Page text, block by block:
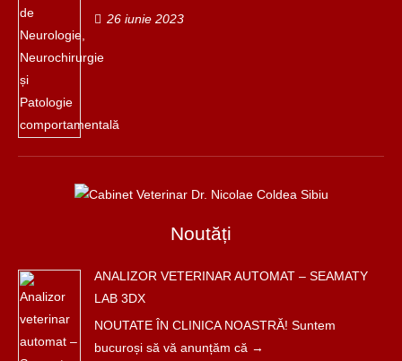
26 iunie 2023
Noutăți
ANALIZOR VETERINAR AUTOMAT – SEAMATY
LAB 3DX
NOUTATE ÎN CLINICA NOASTRĂ! Suntem
bucuroși să vă anunțăm că